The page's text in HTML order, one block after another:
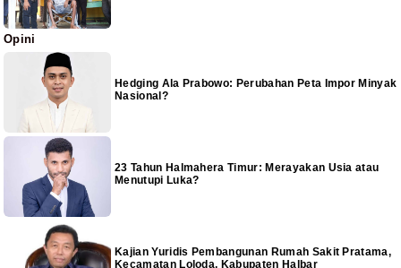
Opini
Hedging Ala Prabowo: Perubahan Peta Impor Minyak
Nasional?
23 Tahun Halmahera Timur: Merayakan Usia atau
Menutupi Luka?
Kajian Yuridis Pembangunan Rumah Sakit Pratama,
Kecamatan Loloda, Kabupaten Halbar